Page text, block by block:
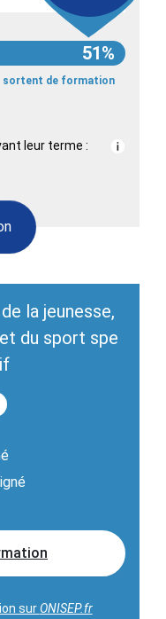
51%
sortent de formation
leur terme :
la jeunesse,
du sport spe
surONISEP.fr